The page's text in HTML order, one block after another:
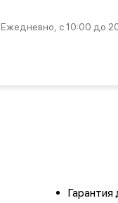
Ежедневно, с 10:00 до
Гарантия